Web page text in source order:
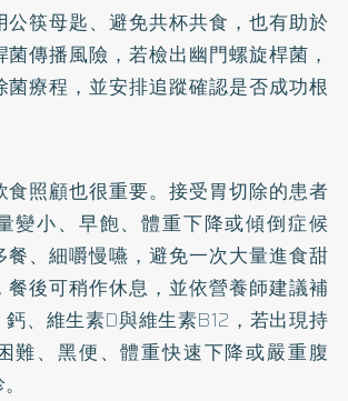
公筷母匙、避免共杯共食，也有助於
傳播風險，若檢出幽門螺旋桿菌，
菌療程，並安排追蹤確認是否成功根
食照顧也很重要。接受胃切除的患者
變小、早飽、體重下降或傾倒症候
餐、細嚼慢嚥，避免一次大量進食甜
餐後可稍作休息，並依營養師建議補
、維生素D與維生素B12，若出現持
難、黑便、體重快速下降或嚴重腹